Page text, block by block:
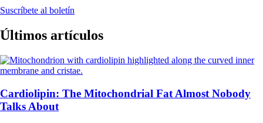
Suscríbete al boletín
Últimos artículos
Cardiolipin: The Mitochondrial Fat Almost Nobody
Talks About